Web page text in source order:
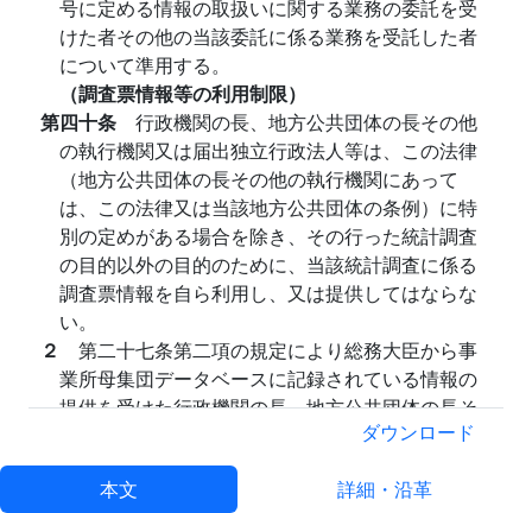
号に定める情報の取扱いに関する業務の委託を受
けた者その他の当該委託に係る業務を受託した者
について準用する。
（調査票情報等の利用制限）
第四十条 行政機関の長、地方公共団体の長その他
の執行機関又は届出独立行政法人等は、この法律
（地方公共団体の長その他の執行機関にあって
は、この法律又は当該地方公共団体の条例）に特
別の定めがある場合を除き、その行った統計調査
の目的以外の目的のために、当該統計調査に係る
調査票情報を自ら利用し、又は提供してはならな
い。
２ 第二十七条第二項の規定により総務大臣から事
業所母集団データベースに記録されている情報の
提供を受けた行政機関の長、地方公共団体の長そ
の他の執行機関又は届出独立行政法人等は、同項
各号に掲げる目的以外の目的のために、当該事業
所母集団データベースに記録されている情報を自
ダウンロード
本文 詳細・沿革